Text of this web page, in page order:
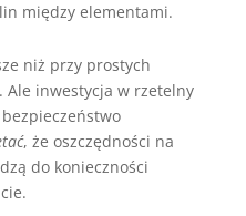
między elementami.
niż przy prostych
Ale inwestycja w rzetelny
, że oszczędności na
do konieczności